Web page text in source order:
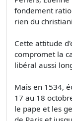
fondement
rien du
Cette attitude
compromet la
libéral aussi
Mais en 1534,
17 au 18
le pape et les